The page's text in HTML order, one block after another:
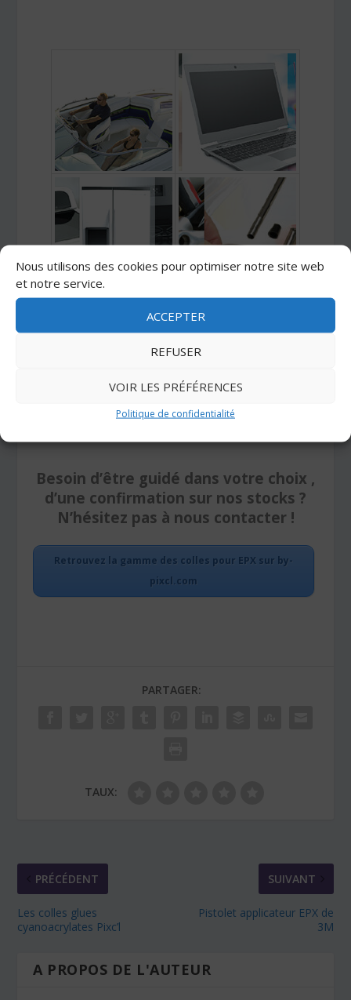
Nous utilisons des cookies pour optimiser notre site web
et notre service.
ACCEPTER
REFUSER
VOIR LES PRÉFÉRENCES
Politique de confidentialité
Besoin d’être guidé dans votre choix ,
d’une confirmation sur nos stocks ?
N’hésitez pas à nous contacter !
Retrouvez la gamme des colles pour EPX sur by-
pixcl.com
PARTAGER:
TAUX:
PRÉCÉDENT
Les colles glues
cyanoacrylates Pixc’l
SUIVANT
Pistolet applicateur EPX de
3M
A PROPOS DE L'AUTEUR